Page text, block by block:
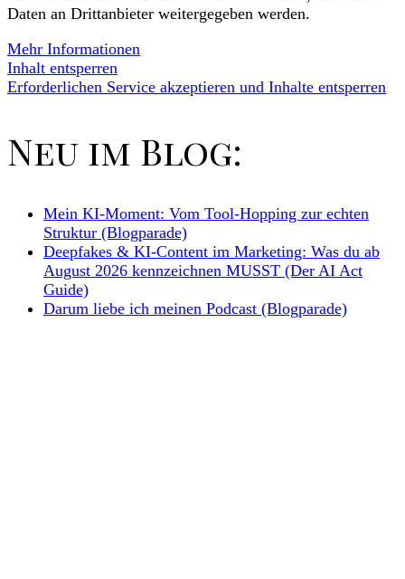
Daten an Drittanbieter weitergegeben werden.
Mehr Informationen
Inhalt entsperren
Erforderlichen Service akzeptieren und Inhalte entsperren
Neu im Blog:
Mein KI-Moment: Vom Tool-Hopping zur echten
Struktur (Blogparade)
Deepfakes & KI-Content im Marketing: Was du ab
August 2026 kennzeichnen MUSST (Der AI Act
Guide)
Darum liebe ich meinen Podcast (Blogparade)